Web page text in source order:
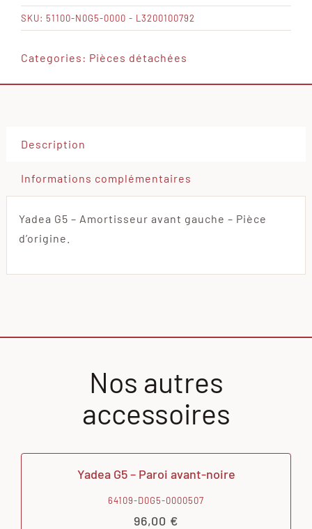
Amortisseur
avant
SKU: 51100-N0G5-0000 - L3200100792
Categories: Pièces détachées
Description
Informations complémentaires
Yadea G5 – Amortisseur avant gauche – Pièce
d’origine.
Nos autres
accessoires
Yadea G5 – Paroi avant-noire
64109-D0G5-0000507
96,00 €